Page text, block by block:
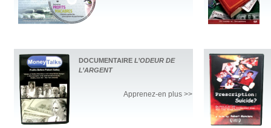
DOCUMENTAIRE L’ODEUR DE
L’ARGENT
Apprenez-en plus >>